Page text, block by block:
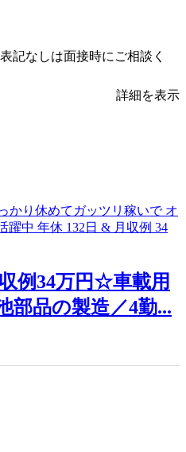
記なしは面接時にご相談く
詳細を表示
例34万円☆車載用
部品の製造／4勤...